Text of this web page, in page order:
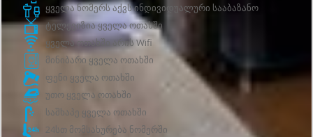
ყველა ნომერს აქვს ინდივიდუალური სააბაზანო
ტელევიზია ყველა ოთახში
ყველა ოთახში არის Wifi
მინიბარი ყველა ოთახში
ფენი ყველა ოთახში
უთო ყველა ოთახში
საშხაპე ყველა ოთახში
24სთ მომსახურება ნომერში